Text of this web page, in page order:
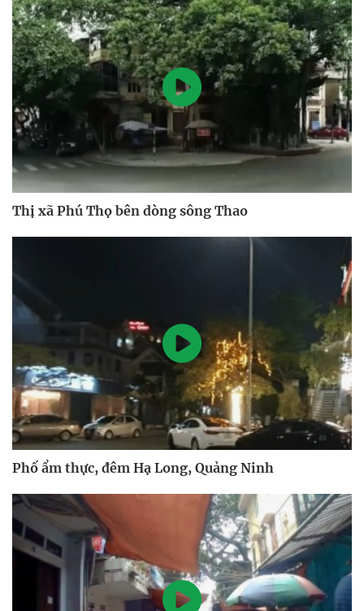
Thị xã Phú Thọ bên dòng sông Thao
Phố ẩm thực, đêm Hạ Long, Quảng Ninh